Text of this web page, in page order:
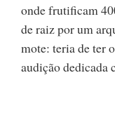
onde frutificam
de raiz por um
mote: teria de ter
audição dedicada